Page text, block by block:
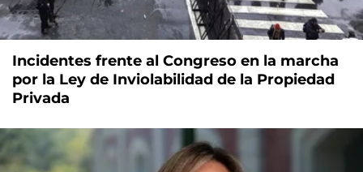
Incidentes frente al Congreso en la marcha
por la Ley de Inviolabilidad de la Propiedad
Privada